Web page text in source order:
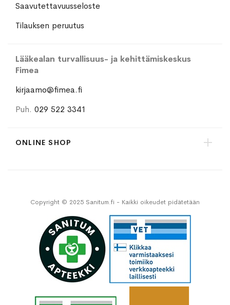
Saavutettavuusseloste
Tilauksen peruutus
Lääkealan turvallisuus- ja kehittämiskeskus
Fimea
kirjaamo@fimea.fi
Puh. 029 522 3341
ONLINE SHOP
Copyright © 2025 Sanitum.fi - Kaikki oikeudet pidätetään